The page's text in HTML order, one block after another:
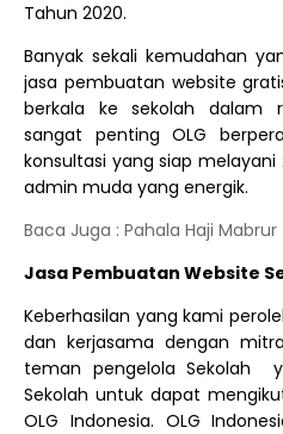
Tahun 2020.
Banyak sekali kemudahan
jasa pembuatan website
berkala ke sekolah dalam
sangat penting OLG
konsultasi yang siap
admin muda yang energik.
Baca Juga : Pahala Haji
Jasa Pembuatan Website
Keberhasilan yang kami
dan kerjasama dengan
teman pengelola Sekolah
Sekolah untuk dapat
OLG Indonesia. OLG